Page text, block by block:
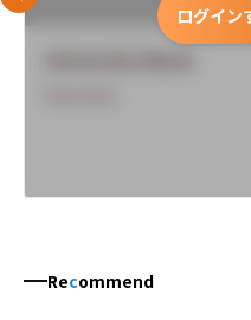
ログイン
Recommend